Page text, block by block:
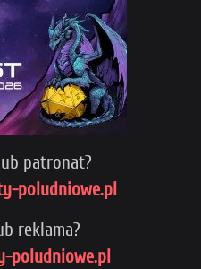
patronat?
poludniowe.pl
reklama?
poludniowe.pl